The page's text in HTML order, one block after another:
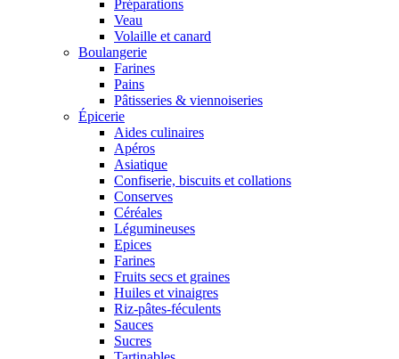
Préparations
Veau
Volaille et canard
Boulangerie
Farines
Pains
Pâtisseries & viennoiseries
Épicerie
Aides culinaires
Apéros
Asiatique
Confiserie, biscuits et collations
Conserves
Céréales
Légumineuses
Epices
Farines
Fruits secs et graines
Huiles et vinaigres
Riz-pâtes-féculents
Sauces
Sucres